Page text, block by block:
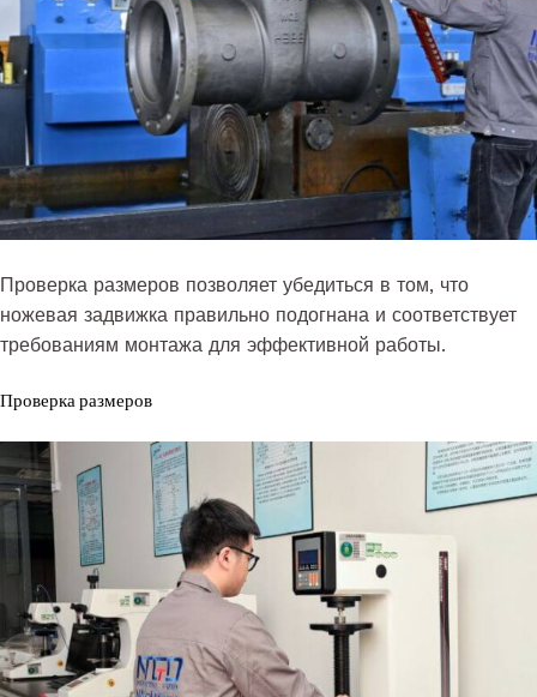
Проверка размеров позволяет убедиться в том, что
ножевая задвижка правильно подогнана и соответствует
требованиям монтажа для эффективной работы.
Проверка размеров